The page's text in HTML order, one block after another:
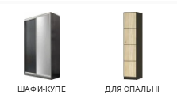
ШАФИ-КУПЕ ДЛЯ СПАЛЬНІ